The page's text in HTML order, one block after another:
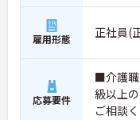
雇用形態 正社員(
応募要件
■介護職
級以上
ご相談